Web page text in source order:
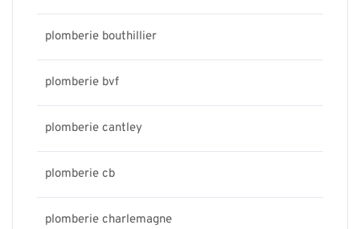
plomberie bouthillier
plomberie bvf
plomberie cantley
plomberie cb
plomberie charlemagne